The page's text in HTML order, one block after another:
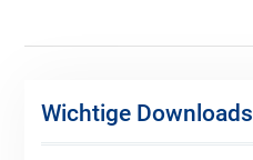
Wichtige Downloads